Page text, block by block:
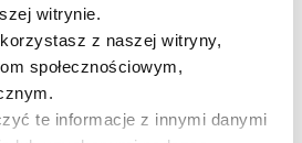
witrynie.
z naszej witryny,
społecznościowym,
te informacje z innymi danymi